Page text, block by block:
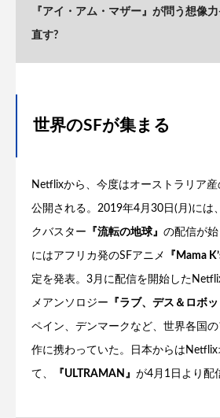
『アイ・アム・マザー』が問う想像
直す?
世界のSFが集まる
Netflixから、今度はオーストラリア
公開される。2019年4月30日(月)には
クバスター 『流転の地球』 の配信が
にはアフリカ発のSFアニメ 『Mama
定を発表。3月に配信を開始した
メアンソロジー 『ラブ、デス＆ロボッ
ペイン、デンマークなど、世界各国
作に携わっていた。日本からはNetflix
て、 『ULTRAMAN』 が4月1日より配